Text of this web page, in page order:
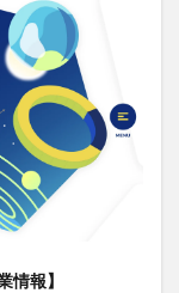
報】